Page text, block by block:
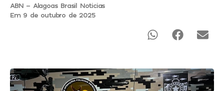
ABN - Alagoas Brasil Noticias
Em 9 de outubro de 2025